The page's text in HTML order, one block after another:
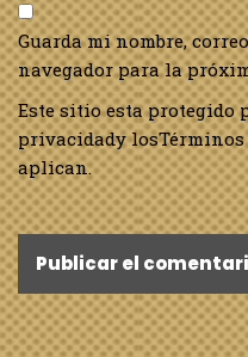
Guarda mi nombre,
navegador para la
Este sitio esta protegido
privacidady losTérminos
aplican.